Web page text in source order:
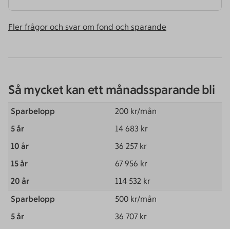
Fler frågor och svar om fond och sparande
Så mycket kan ett månadssparande bli
200 kr/mån
14 683 kr
36 257 kr
67 956 kr
114 532 kr
500 kr/mån
36 707 kr